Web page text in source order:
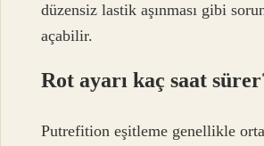
düzensiz lastik aşınması gibi
açabilir.
Rot ayarı kaç saat
Putrefition eşitleme genellikle